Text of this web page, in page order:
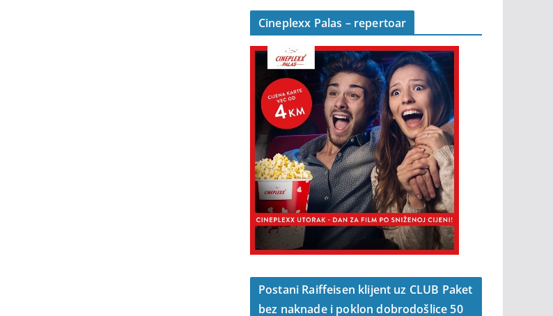
Cineplexx Palas – repertoar
Postani Raiffeisen klijent uz CLUB Paket
bez naknade i poklon dobrodošlice 50